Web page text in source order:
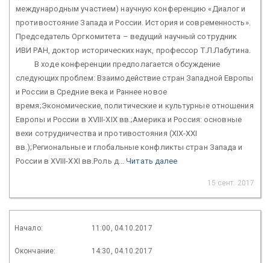
международным участием) научную конференцию «Диалог и
противостояние Запада и России. История и современность».
Председатель Оргкомитета – ведущий научный сотрудник
ИВИ РАН, доктор исторических наук, профессор Т.Л.Лабутина.
В ходе конференции предполагается обсуждение
следующих проблем: Взаимодействие стран Западной Европы
и России в Средние века и Раннее новое
время;Экономические, политические и культурные отношения
Европы и России в XVIII-XIX вв.;Америка и Россия: основные
вехи сотрудничества и противостояния (XIX-XXI
вв.);Региональные и глобальные конфликты стран Запада и
России в XVIII-XXI вв.Роль д...Читать далее
15 сент. 2017
Начало: 11:00, 04.10.2017
Окончание: 14:30, 04.10.2017